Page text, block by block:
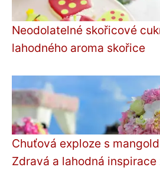
Neodolatelné skořicové
lahodného aroma skořice
Chuťová exploze s
Zdravá a lahodná inspirace